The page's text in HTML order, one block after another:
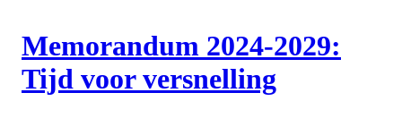
Memorandum 2024-2029:
Tijd voor versnelling